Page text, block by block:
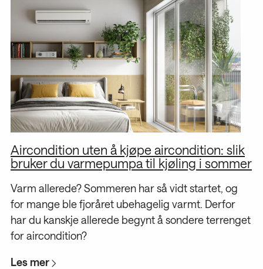
Aircondition uten å kjøpe aircondition: slik
bruker du varmepumpa til kjøling i sommer
Varm allerede? Sommeren har så vidt startet, og
for mange ble fjoråret ubehagelig varmt. Derfor
har du kanskje allerede begynt å sondere terrenget
for aircondition?
Les mer